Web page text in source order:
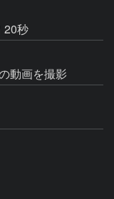
20秒
動画を撮影